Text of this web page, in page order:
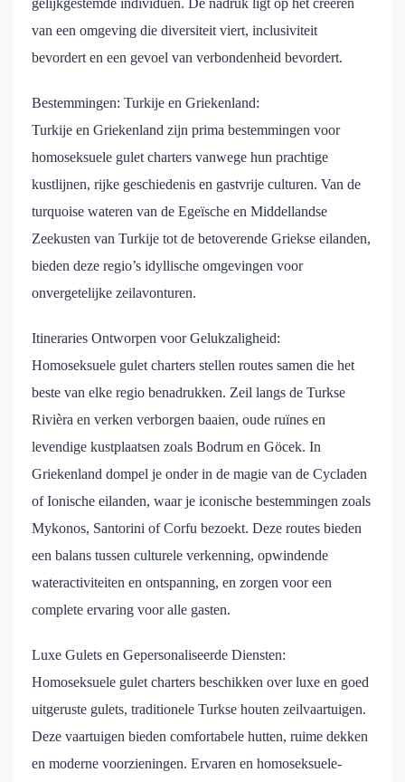
gelijkgestemde individuen. De nadruk ligt op het creëren
van een omgeving die diversiteit viert, inclusiviteit
bevordert en een gevoel van verbondenheid bevordert.
Bestemmingen: Turkije en Griekenland:
Turkije en Griekenland zijn prima bestemmingen voor
homoseksuele gulet charters vanwege hun prachtige
kustlijnen, rijke geschiedenis en gastvrije culturen. Van de
turquoise wateren van de Egeïsche en Middellandse
Zeekusten van Turkije tot de betoverende Griekse eilanden,
bieden deze regio’s idyllische omgevingen voor
onvergetelijke zeilavonturen.
Itineraries Ontworpen voor Gelukzaligheid:
Homoseksuele gulet charters stellen routes samen die het
beste van elke regio benadrukken. Zeil langs de Turkse
Rivièra en verken verborgen baaien, oude ruïnes en
levendige kustplaatsen zoals Bodrum en Göcek. In
Griekenland dompel je onder in de magie van de Cycladen
of Ionische eilanden, waar je iconische bestemmingen zoals
Mykonos, Santorini of Corfu bezoekt. Deze routes bieden
een balans tussen culturele verkenning, opwindende
wateractiviteiten en ontspanning, en zorgen voor een
complete ervaring voor alle gasten.
Luxe Gulets en Gepersonaliseerde Diensten:
Homoseksuele gulet charters beschikken over luxe en goed
uitgeruste gulets, traditionele Turkse houten zeilvaartuigen.
Deze vaartuigen bieden comfortabele hutten, ruime dekken
en moderne voorzieningen. Ervaren en homoseksuele-